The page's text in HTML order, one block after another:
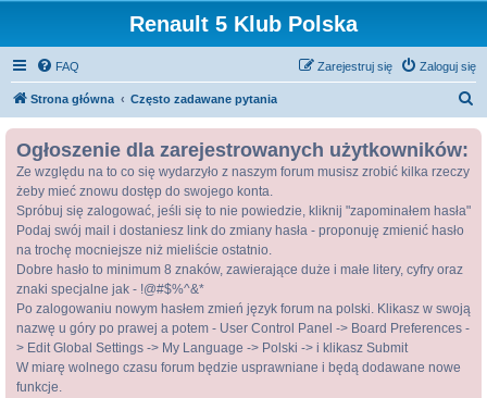
Renault 5 Klub Polska
FAQ Zaloguj się
Zarejestruj się
Strona główna Często zadawane pytania
Ogłoszenie dla zarejestrowanych użytkowników:
Ze względu na to co się wydarzyło z naszym forum musisz zrobić kilka rzeczy
żeby mieć znowu dostęp do swojego konta.
Spróbuj się zalogować, jeśli się to nie powiedzie, kliknij "zapominałem hasła"
Podaj swój mail i dostaniesz link do zmiany hasła - proponuję zmienić hasło
na trochę mocniejsze niż mieliście ostatnio.
Dobre hasło to minimum 8 znaków, zawierające duże i małe litery, cyfry oraz
znaki specjalne jak - !@#$%^&*
Po zalogowaniu nowym hasłem zmień język forum na polski. Klikasz w swoją
nazwę u góry po prawej a potem - User Control Panel -> Board Preferences -
> Edit Global Settings -> My Language -> Polski -> i klikasz Submit
W miarę wolnego czasu forum będzie usprawniane i będą dodawane nowe
funkcje.